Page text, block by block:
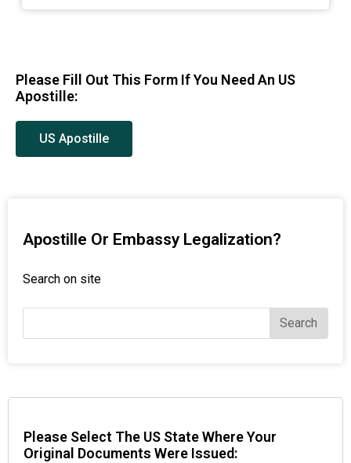
Please Fill Out This Form If You Need An US
Apostille:
US Apostille
Apostille Or Embassy Legalization?
Search on site
Search
Please Select The US State Where Your
Original Documents Were Issued: